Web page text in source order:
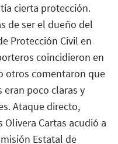
cierta protección.
de ser el dueño del
Protección Civil en
coincidieron en
otros comentaron que
poco claras y
Ataque directo,
Cartas acudió a
Estatal de